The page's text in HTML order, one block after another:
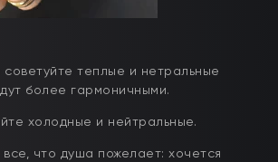
советуйте теплые и нетральные
более гармоничными.
холодные и нейтральные.
что душа пожелает: хочется